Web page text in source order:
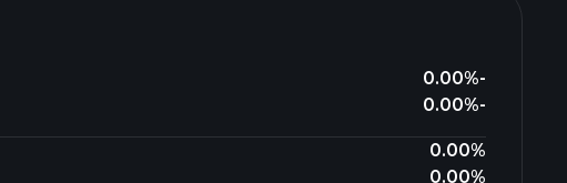
0.00%-
0.00%-
0.00%
0.00%